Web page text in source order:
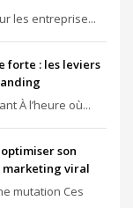
les entreprise...
forte : les leviers
À l’heure où...
son
marketing viral
mutation Ces